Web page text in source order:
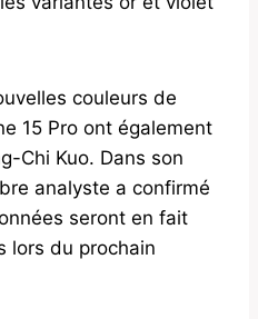
couleurs de
15 Pro ont également
Chi Kuo. Dans son
analyste a confirmé
seront en fait
lors du prochain